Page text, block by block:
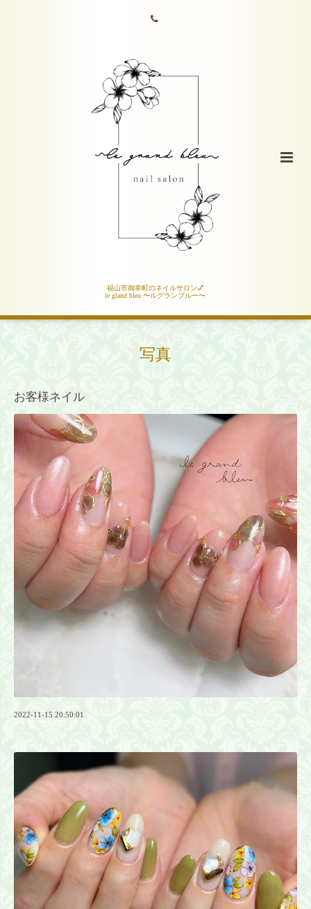
福山市御幸町のネイルサロン💅
le gland bleu 〜ルグランブルー〜
写真
お客様ネイル
2022-11-15 20:50:01